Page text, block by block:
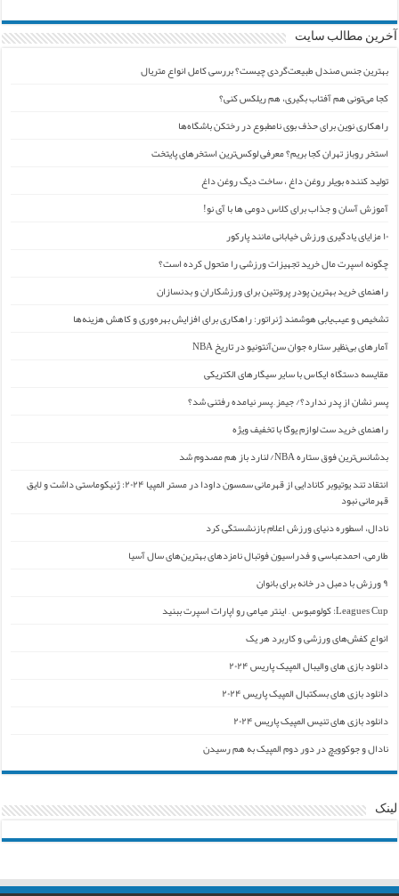
آخرین مطالب سایت
بهترین جنس صندل طبیعت‌گردی چیست؟ بررسی کامل انواع متریال
کجا می‌تونی هم آفتاب بگیری، هم ریلکس کنی؟
راهکاری نوین برای حذف بوی نامطبوع در رختکن باشگاه‌ها
استخر روباز تهران کجا بریم؟ معرفی لوکس‌ترین استخرهای پایتخت
تولید کننده بویلر روغن داغ ، ساخت دیگ روغن داغ
آموزش آسان و جذاب برای کلاس دومی ها با آی نو!
۱۰ مزایای یادگیری ورزش خیابانی مانند پارکور
چگونه اسپرت مال خرید تجهیزات ورزشی را متحول کرده است؟
راهنمای خرید بهترین پودر پروتئین برای ورزشکاران و بدنسازان
تشخیص و عیب‌یابی هوشمند ژنراتور: راهکاری برای افزایش بهره‌وری و کاهش هزینه‌ها
آمارهای بی‌نظیر ستاره جوان سن‌آنتونیو در تاریخ NBA
مقایسه دستگاه ایکاس با سایر سیگارهای الکتریکی
پسر نشان از پدر ندارد؟/ جیمز ِ پسر نیامده رفتنی شد؟
راهنمای خرید ست لوازم یوگا با تخفیف ویژه
بدشانس‌ترین فوق ستاره NBA/ لنارد باز هم مصدوم شد
انتقاد تند یوتیوبر کانادایی از قهرمانی سمسون داودا در مستر المپیا ۲۰۲۴: ژنیکوماستی داشت و لایق
قهرمانی نبود
نادال، اسطوره دنیای ورزش اعلام بازنشستگی کرد
طارمی، احمدعباسی و فدراسیون فوتبال نامزدهای بهترین‌های سال آسیا
۹ ورزش با دمبل در خانه برای بانوان
Leagues Cup: کولومبوس – اینتر میامی رو اپارات اسپرت ببنید
انواع کفش‌های ورزشی و کاربرد هر یک
دانلود بازی های والیبال المپیک پاریس ۲۰۲۴
دانلود بازی های بسکتبال المپیک پاریس ۲۰۲۴
دانلود بازی های تنیس المپیک پاریس ۲۰۲۴
نادال و جوکوویچ در دور دوم المپیک به هم رسیدن
لینک